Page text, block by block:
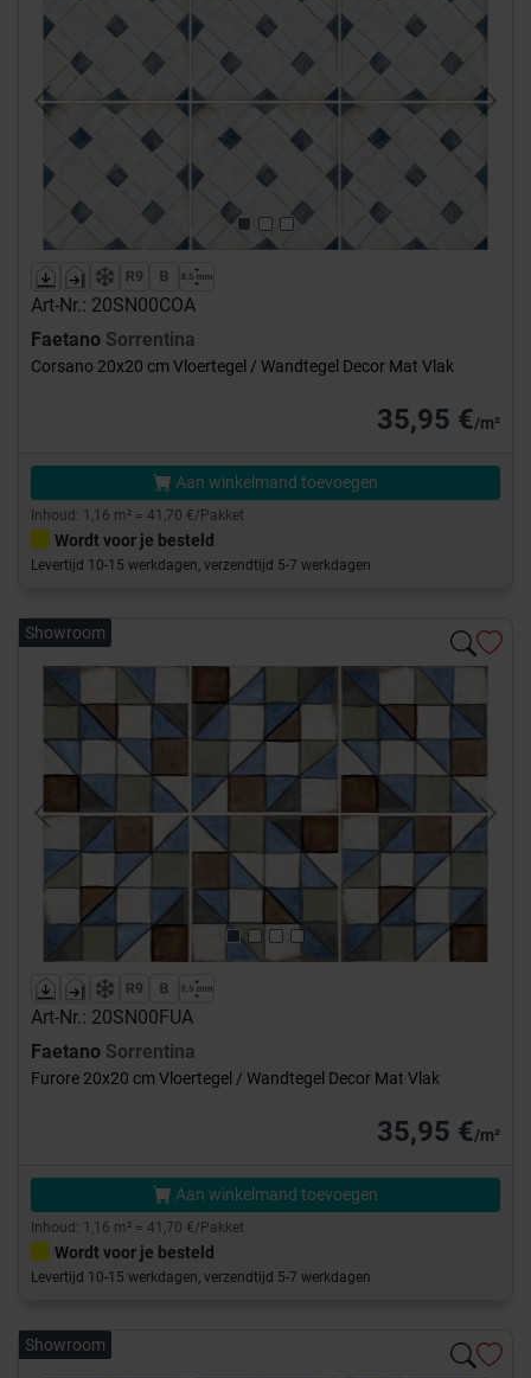
Previous Next
Art-Nr.: 20SN00COA
Faetano Sorrentina
Corsano 20x20 cm Vloertegel / Wandtegel Decor Mat Vlak
35,95 €/m²
Aan winkelmand toevoegen
Inhoud: 1,16 m² = 41,70 €/Pakket
Wordt voor je besteld
Levertijd 10-15 werkdagen, verzendtijd 5-7 werkdagen
Showroom
Previous Next
Art-Nr.: 20SN00FUA
Faetano Sorrentina
Furore 20x20 cm Vloertegel / Wandtegel Decor Mat Vlak
35,95 €/m²
Aan winkelmand toevoegen
Inhoud: 1,16 m² = 41,70 €/Pakket
Wordt voor je besteld
Levertijd 10-15 werkdagen, verzendtijd 5-7 werkdagen
Showroom